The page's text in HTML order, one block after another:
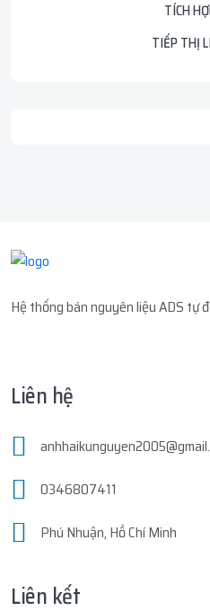
TÍCH
TIẾP THỊ
Hệ thống bán nguyên liệu ADS tự
Liên hệ
0346807411
Phú Nhuận, Hồ Chí Minh
Liên kết